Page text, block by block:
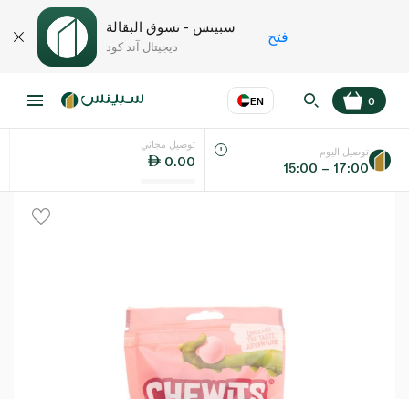
سبينس - تسوق البقالة
ديجيتال آند كود
فتح
EN
اللغة عر
0
توصيل مجاني
0.00
توصيل اليوم
15:00 – 17:00